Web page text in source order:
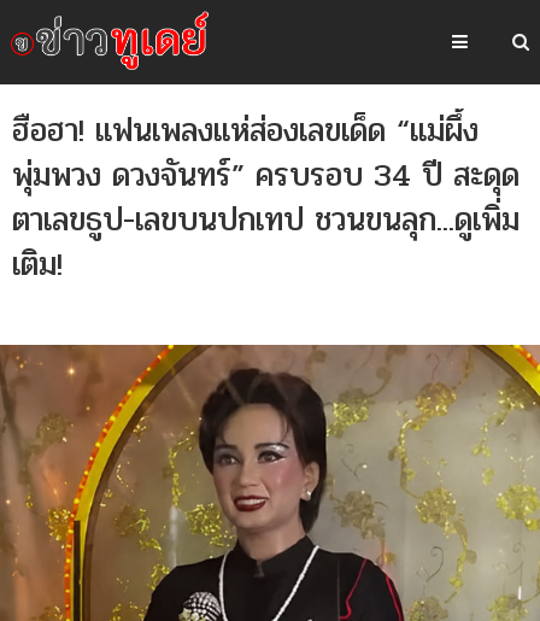
ฮือฮา! แฟนเพลงแห่ส่องเลขเด็ด “แม่ผึ้ง
พุ่มพวง ดวงจันทร์” ครบรอบ 34 ปี สะดุด
ตาเลขธูป-เลขบนปกเทป ชวนขนลุก...ดูเพิ่ม
เติม!